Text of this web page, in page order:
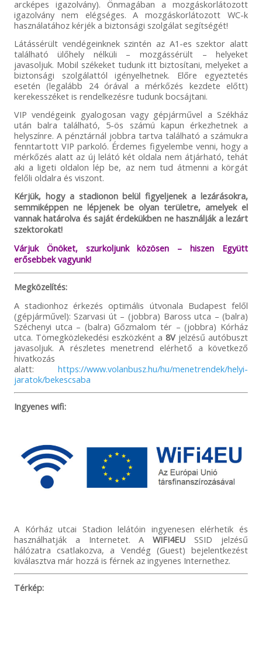
arcképes igazolvány). Önmagában a mozgáskorlátozott
igazolvány nem elégséges. A mozgáskorlátozott WC-k
használatához kérjék a biztonsági szolgálat segítségét!
Látássérült vendégeinknek szintén az A1-es szektor alatt
található ülőhely nélküli – mozgássérült – helyeket
javasoljuk. Mobil székeket tudunk itt biztosítani, melyeket a
biztonsági szolgálattól igényelhetnek. Előre egyeztetés
esetén (legalább 24 órával a mérkőzés kezdete előtt)
kerekesszéket is rendelkezésre tudunk bocsájtani.
VIP vendégeink gyalogosan vagy gépjárművel a Székház
után balra található, 5-ös számú kapun érkezhetnek a
helyszínre. A pénztárnál jobbra tartva található a számukra
fenntartott VIP parkoló. Érdemes figyelembe venni, hogy a
mérkőzés alatt az új lelátó két oldala nem átjárható, tehát
aki a ligeti oldalon lép be, az nem tud átmenni a körgát
felőli oldalra és viszont.
Kérjük, hogy a stadionon belül figyeljenek a lezárásokra,
semmiképpen ne lépjenek be olyan területre, amelyek el
vannak határolva és saját érdekükben ne használják a lezárt
szektorokat!
Várjuk Önöket, szurkoljunk közösen – hiszen Együtt
erősebbek vagyunk!
Megközelítés:
A stadionhoz érkezés optimális útvonala Budapest felől
(gépjárművel): Szarvasi út – (jobbra) Baross utca – (balra)
Széchenyi utca – (balra) Gőzmalom tér – (jobbra) Kórház
utca. Tömegközlekedési eszközként a 8V jelzésű autóbuszt
javasoljuk. A részletes menetrend elérhető a következő
hivatkozás
alatt:https://www.volanbusz.hu/hu/menetrendek/helyi-
jaratok/bekescsaba
Ingyenes wifi:
A Kórház utcai Stadion lelátóin ingyenesen elérhetik és
használhatják a Internetet. AWIFI4EU SSID jelzésű
hálózatra csatlakozva, a Vendég (Guest) bejelentkezést
kiválasztva már hozzá is férnek az ingyenes Internethez.
Térkép: